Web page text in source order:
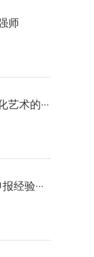
师
享荟”成果集
荟”成果集